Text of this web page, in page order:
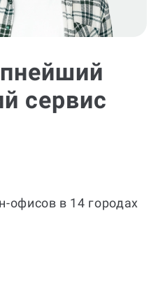
сервис
офисов в 14 городах